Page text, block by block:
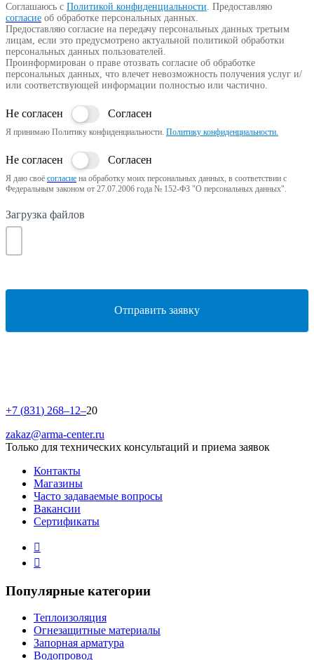
Соглашаюсь с Политикой конфиденциальности Предоставляю
согласие об обработке персональных данных.
Предоставляю согласие на передачу персональных данных третьим
лицам, если это предусмотрено актуальной политикой обработки
персональных данных пользователей.
Проинформирован о праве отозвать согласие об обработке
персональных данных, что влечет невозможность получения услуг и/
или соответствующей информации полностью или частично.
Не согласен Согласен
Я принимаю Политику конфиденциальности. Политику конфиденциальности.
Не согласен Согласен
Я даю своё согласие на обработку моих персональных данных, в соответствии с
Федеральным законом от 27.07.2006 года № 152-ФЗ "О персональных данных".
Загрузка файлов
Отправить заявку
+7 (831) 268–1 2–20
zakaz@arma-center.ru
Только для технических консультаций и приема заявок
Контакты
Магазины
Часто задаваемые вопросы
Вакансии
Сертификаты
Популярные категории
Теплоизоляция
Огнезащитные материалы
Запорная арматура
Водопровод